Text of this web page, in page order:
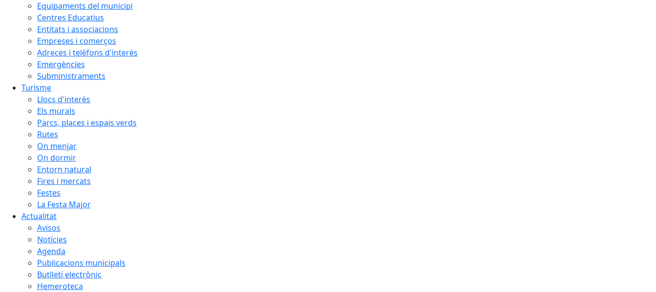
Equipaments del municipi
Centres Educatius
Entitats i associacions
Empreses i comerços
Adreces i telèfons d'interès
Emergències
Subministraments
Turisme
Llocs d'interès
Els murals
Parcs, places i espais verds
Rutes
On menjar
On dormir
Entorn natural
Fires i mercats
Festes
La Festa Major
Actualitat
Avisos
Notícies
Agenda
Publicacions municipals
Butlletí electrònic
Hemeroteca